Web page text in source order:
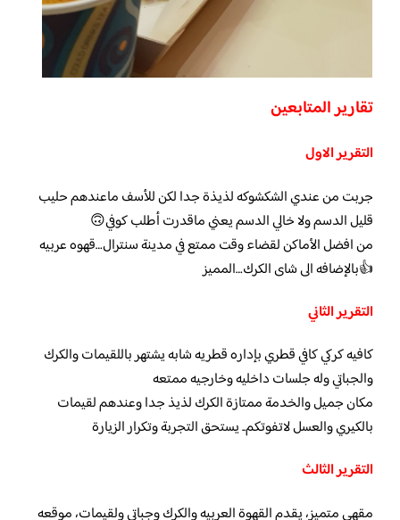
تقارير المتابعين
التقرير الاول
جربت من عندي الشكشوكه لذيذة جدا لكن للأسف ماعندهم حليب
قليل الدسم ولا خالي الدسم يعني ماقدرت أطلب كوفي🙃
من افضل الأماكن لقضاء وقت ممتع في مدينة سنترال…قهوه عربيه
👍بالإضافه الى شاى الكرك…المميز
التقرير الثاني
كافيه كركي كافي قطري بإداره قطريه شابه يشتهر باللقيمات والكرك
والجباتي وله جلسات داخليه وخارجيه ممتعه
مكان جميل والخدمة ممتازة الكرك لذيذ جدا وعندهم لقيمات
بالكيري والعسل لاتفوتكم.. يستحق التجربة وتكرار الزيارة
التقرير الثالث
مقهى متميز، يقدم القهوة العربيه والكرك وجباتي ولقيمات، موقعه